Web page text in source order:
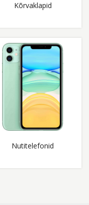
Kõrvaklapid
Nutitelefonid